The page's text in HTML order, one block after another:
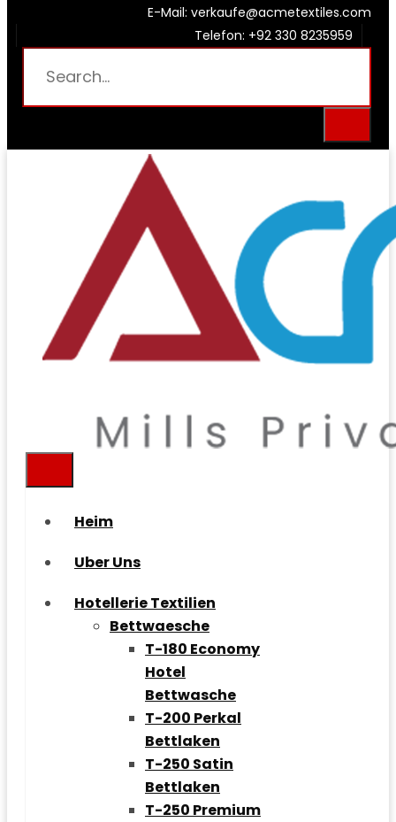
E-Mail: verkaufe@acmetextiles.com
Telefon: +92 330 8235959
Heim
Uber Uns
Hotellerie Textilien
Bettwaesche
T-180 Economy
Hotel
Bettwasche
T-200 Perkal
Bettlaken
T-250 Satin
Bettlaken
T-250 Premium